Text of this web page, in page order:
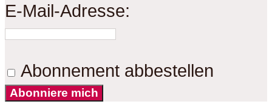
E-Mail-Adresse:
Abonnement abbestellen
Abonniere mich